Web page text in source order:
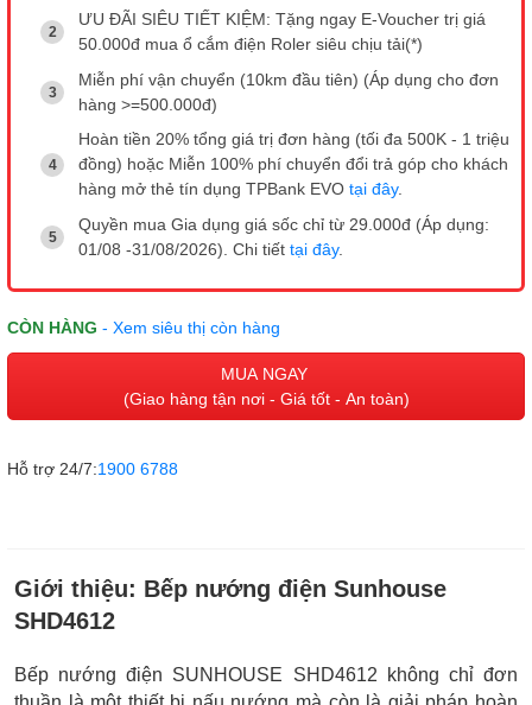
ƯU ĐÃI SIÊU TIẾT KIỆM: Tặng ngay E-Voucher trị giá
50.000đ mua ổ cắm điện Roler siêu chịu tải(*)
Miễn phí vận chuyển (10km đầu tiên) (Áp dụng cho đơn
hàng >=500.000đ)
Hoàn tiền 20% tổng giá trị đơn hàng (tối đa 500K - 1 triệu
đồng) hoặc Miễn 100% phí chuyển đổi trả góp cho khách
hàng mở thẻ tín dụng TPBank EVO tại đây.
Quyền mua Gia dụng giá sốc chỉ từ 29.000đ (Áp dụng:
01/08 -31/08/2026). Chi tiết tại đây.
CÒN HÀNG - Xem siêu thị còn hàng
MUA NGAY
(Giao hàng tận nơi - Giá tốt - An toàn)
Hỗ trợ 24/7:1900 6788
Giới thiệu: Bếp nướng điện Sunhouse
SHD4612
Bếp nướng điện SUNHOUSE SHD4612 không chỉ đơn